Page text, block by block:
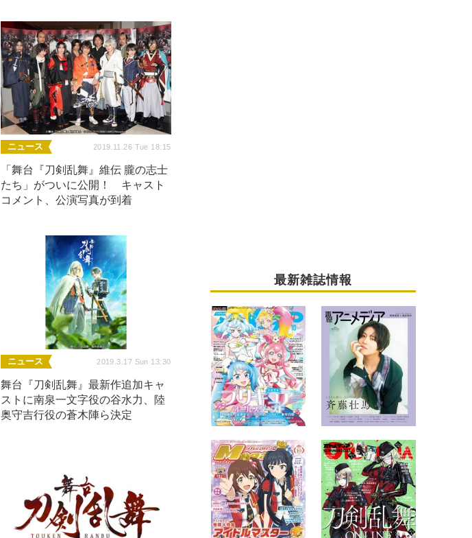
ニュース 2019.11.26 Tue 18:15
「舞台『刀剣乱舞』維伝 朧の志士
たち」がついに公開！ キャスト
コメント、公演写真が到着
ニュース 2019.3.17 Sun 13:30
舞台『刀剣乱舞』最新作追加キャ
ストに南泉一文字役の谷水力、陸
奥守吉行役の蒼木陣ら決定
最新雑誌情報